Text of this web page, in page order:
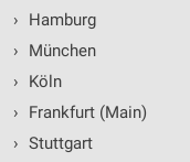
›
Hamburg
›
München
›
Köln
›
Frankfurt (Main)
› Stuttgart